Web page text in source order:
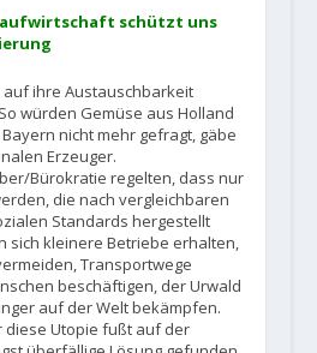
schützt uns
ihre Austauschbarkeit
würden Gemüse aus Holland
nicht mehr gefragt, gäbe
Erzeuger.
Bürokratie regelten, dass nur
die nach vergleichbaren
Standards hergestellt
sich kleinere Betriebe erhalten,
Transportwege
beschäftigen, der Urwald
auf der Welt bekämpfen.
diese Utopie fußt auf der